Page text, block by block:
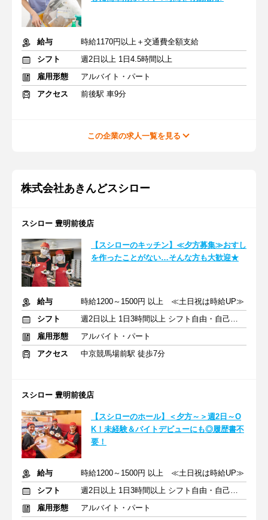
給与
時給1170円以上＋交通費全額支給
シフト
週2日以上 1日4.5時間以上
雇用形態
アルバイト・パート
アクセス
前後駅 車9分
この企業の求人一覧を見る
株式会社あきんどスシロー
スシロー 豊明前後店
【スシローのキッチン】≪夕方募集≫おすし
を作ったことがない…そんな方も大歓迎★
給与
時給1200～1500円 以上 ≪土日祝は時給UP≫
シフト
週2日以上 1日3時間以上 シフト自由・自己申告
雇用形態
アルバイト・パート
アクセス
中京競馬場前駅 徒歩7分
スシロー 豊明前後店
【スシローのホール】＜夕方～＞週2日～O
K！未経験＆バイトデビューにも◎履歴書不
要！
給与
時給1200～1500円 以上 ≪土日祝は時給UP≫
シフト
週2日以上 1日3時間以上 シフト自由・自己申告
雇用形態
アルバイト・パート